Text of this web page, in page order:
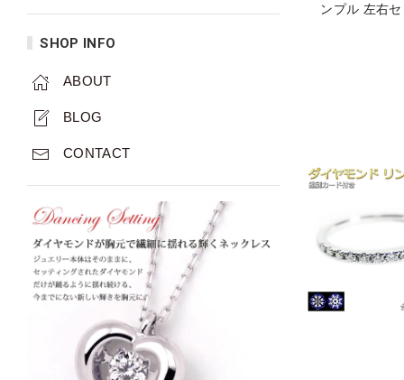
SHOP INFO
ABOUT
BLOG
CONTACT
ンプル 左右